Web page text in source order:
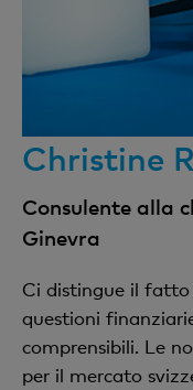
Christine
Consulente alla
Ginevra
Ci distingue il fatto
questioni
comprensibili. Le
per il mercato